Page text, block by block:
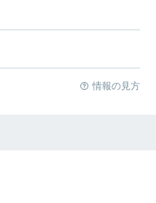
情報の見方